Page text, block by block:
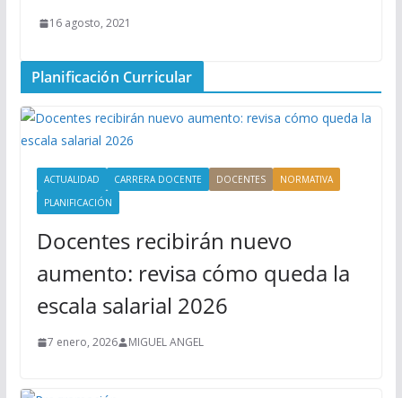
16 agosto, 2021
Planificación Curricular
ACTUALIDAD CARRERA DOCENTE DOCENTES
NORMATIVA
PLANIFICACIÓN
Docentes recibirán nuevo
aumento: revisa cómo queda la
escala salarial 2026
7 enero, 2026 MIGUEL ANGEL